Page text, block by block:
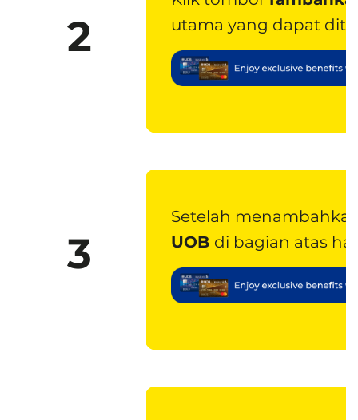
2
utama yang dapat
3
Setelah
UOB di bagian atas